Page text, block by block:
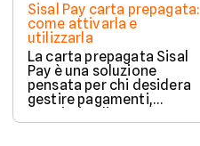
Sisal Pay carta prepagata:
come attivarla e
utilizzarla
La carta prepagata Sisal
Pay è una soluzione
pensata per chi desidera
gestire pagamenti,
acquisti online e
operazioni bancarie